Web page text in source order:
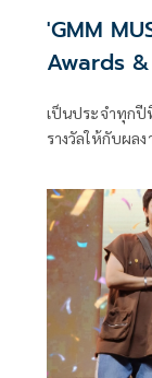
'GMM
Awards
เป็นประจำทุกปี
รางวัลให้กับผล
ต่างๆ ซึ่งในปีนี้
ณ ศูนย์การค้าสามย่านมิตรทาวน์ ฮอลล์ โดยได้มีการเพิ่มรางวัล
ในสาขา
GMM MUSIC ไ
รางวัลกลับบ้าน